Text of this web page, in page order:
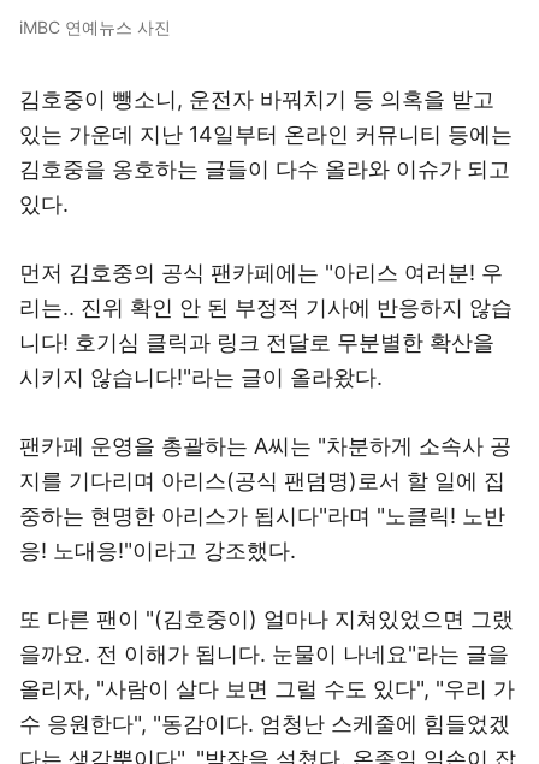
iMBC 연예뉴스 사진
김호중이 뺑소니, 운전자 바꿔치기 등 의혹을 받고
있는 가운데 지난 14일부터 온라인 커뮤니티 등에는
김호중을 옹호하는 글들이 다수 올라와 이슈가 되고
있다.
먼저 김호중의 공식 팬카페에는 "아리스 여러분! 우
리는.. 진위 확인 안 된 부정적 기사에 반응하지 않습
니다! 호기심 클릭과 링크 전달로 무분별한 확산을
시키지 않습니다!"라는 글이 올라왔다.
팬카페 운영을 총괄하는 A씨는 "차분하게 소속사 공
지를 기다리며 아리스(공식 팬덤명)로서 할 일에 집
중하는 현명한 아리스가 됩시다"라며 "노클릭! 노반
응! 노대응!"이라고 강조했다.
또 다른 팬이 "(김호중이) 얼마나 지쳐있었으면 그랬
을까요. 전 이해가 됩니다. 눈물이 나네요"라는 글을
올리자, "사람이 살다 보면 그럴 수도 있다", "우리 가
수 응원한다", "동감이다. 엄청난 스케줄에 힘들었겠
다는 생각뿐이다", "밤잠을 설쳤다. 온종일 일손이 잡